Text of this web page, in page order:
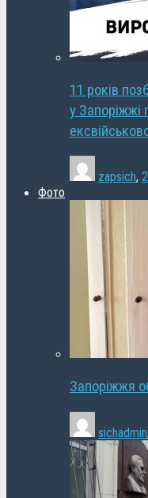
11 років
у Запоріжжі
zapsich,
Фото
Запоріжжя
sichadmin,